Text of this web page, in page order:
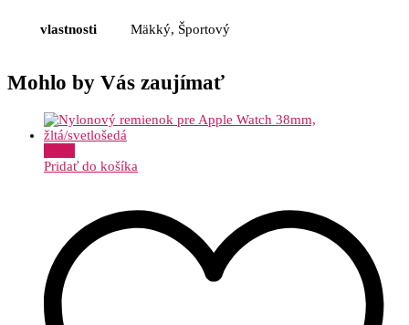
vlastnosti Mäkký, Športový
Mohlo by Vás zaujímať
Pridať do košíka